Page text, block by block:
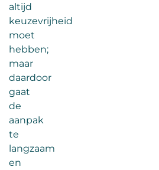
altijd
keuzevrijheid
moet
hebben;
maar
daardoor
gaat
de
aanpak
te
langzaam
en